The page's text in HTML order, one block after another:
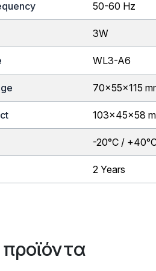
50-60 Hz
3W
WL3-A6
70x55x115
103x45x58
-20°C /
2 Years